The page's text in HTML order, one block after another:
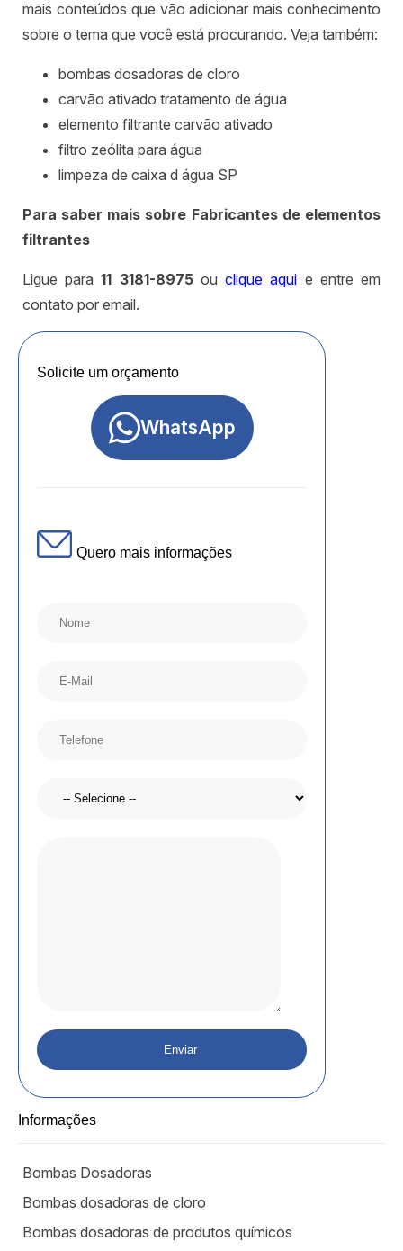
mais conteúdos que vão adicionar mais conhecimento
sobre o tema que você está procurando. Veja também:
bombas dosadoras de cloro
carvão ativado tratamento de água
elemento filtrante carvão ativado
filtro zeólita para água
limpeza de caixa d água SP
Para saber mais sobre Fabricantes de elementos
filtrantes
Ligue para11 3181-8975ouclique aqui e entre em
contato por email.
Solicite um orçamento
WhatsApp
Quero mais informações
Informações
Bombas Dosadoras
Bombas dosadoras de cloro
Bombas dosadoras de produtos químicos